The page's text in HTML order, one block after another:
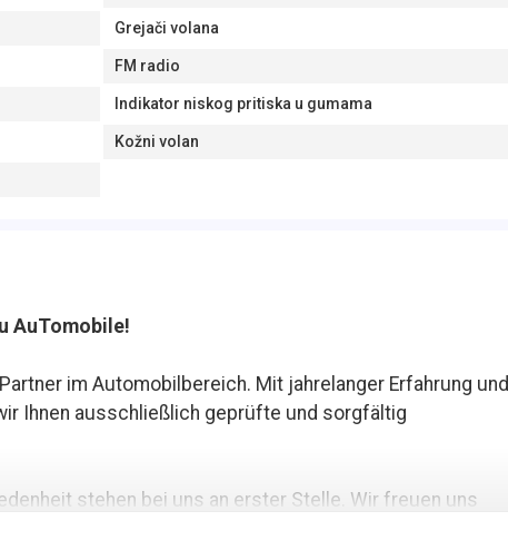
Grejači volana
FM radio
Indikator niskog pritiska u gumama
Kožni volan
AuTomobile!
im Automobilbereich. Mit jahrelanger Erfahrung und
Ihnen ausschließlich geprüfte und sorgfältig
stehen bei uns an erster Stelle. Wir freuen uns
Wunschfahrzeug zur Seite zu stehen.